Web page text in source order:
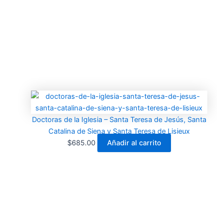
Doctoras de la Iglesia – Santa Teresa de Jesús, Santa
Catalina de Siena y Santa Teresa de Lisieux
$685.00 Añadir al carrito